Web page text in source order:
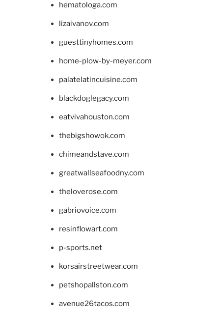
hematologa.com
lizaivanov.com
guesttinyhomes.com
home-plow-by-meyer.com
palatelatincuisine.com
blackdoglegacy.com
eatvivahouston.com
thebigshowok.com
chimeandstave.com
greatwallseafoodny.com
theloverose.com
gabriovoice.com
resinflowart.com
p-sports.net
korsairstreetwear.com
petshopallston.com
avenue26tacos.com